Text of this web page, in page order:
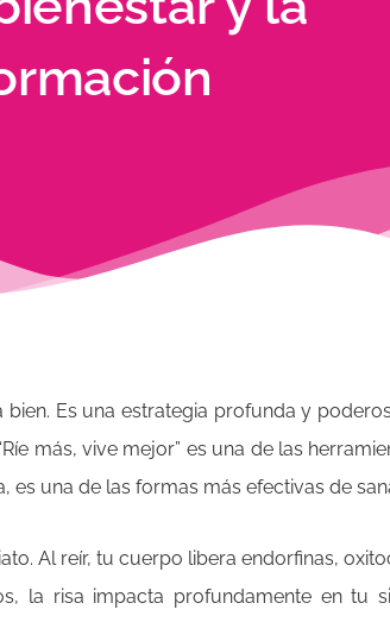
bien. Es una estrategia profunda y
más, vive mejor” es una de las
una de las formas más efectivas de
Al reír, tu cuerpo libera endorfinas,
la risa impacta profundamente en tu